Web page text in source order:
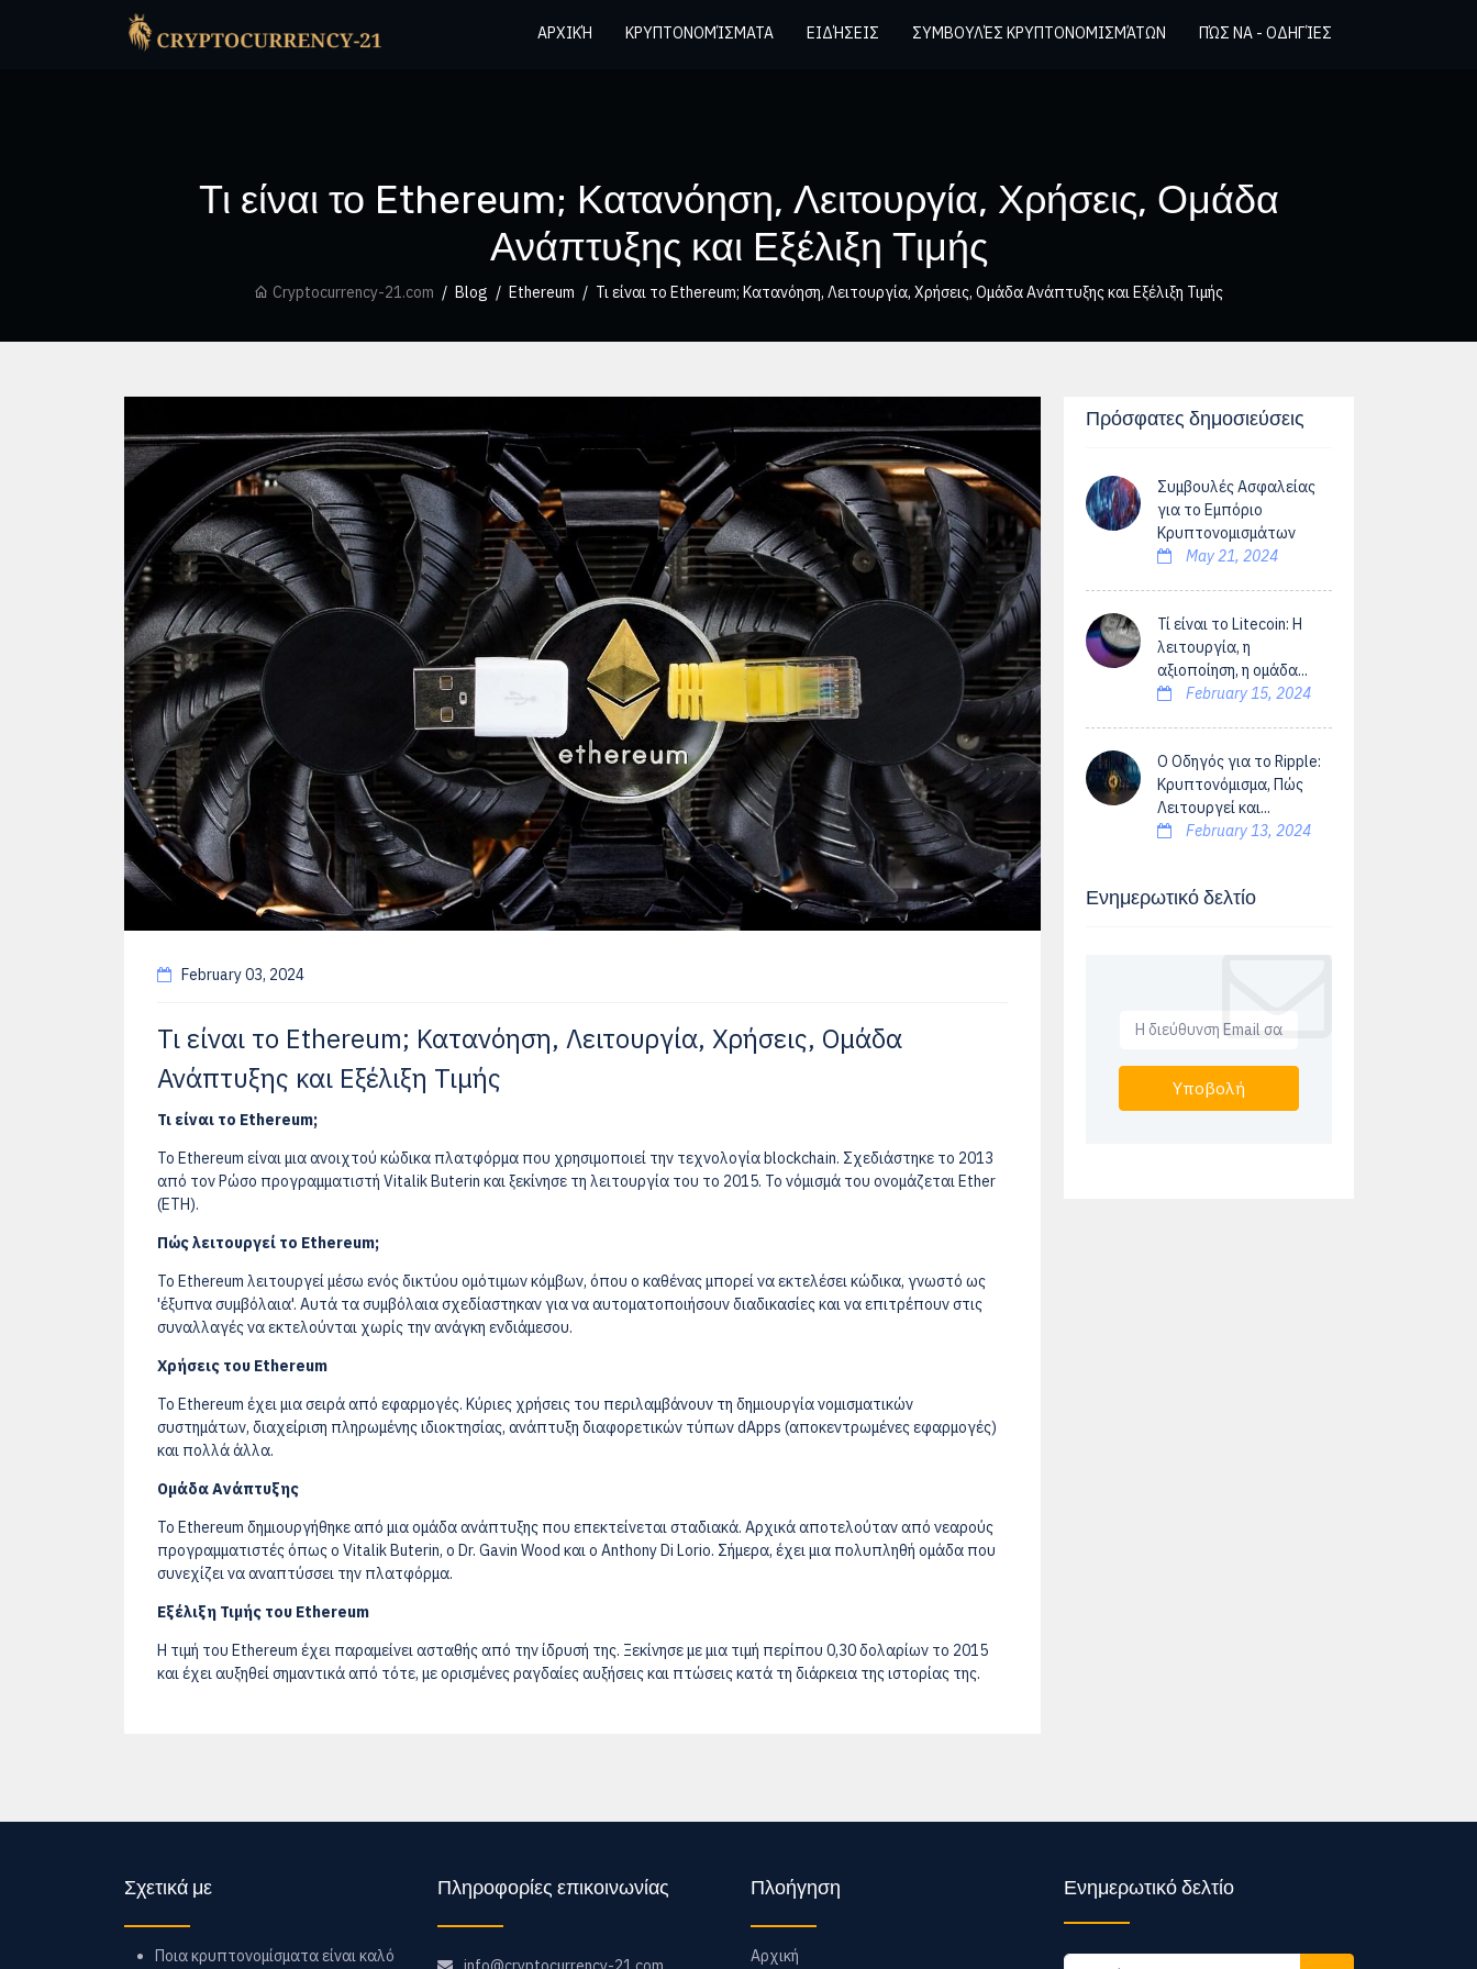
ΑΡΧΙΚΉ ΚΡΥΠΤΟΝΟΜΊΣΜΑΤΑ ΕΙΔΉΣΕΙΣ ΣΥΜΒΟΥΛΈΣ ΚΡΥΠΤΟΝΟΜΙΣΜΆΤΩΝ ΠΏΣ ΝΑ - ΟΔΗΓΊΕΣ
Τι είναι το Ethereum; Κατανόηση, Λειτουργία, Χρήσεις, Ομάδα
Ανάπτυξης και Εξέλιξη Τιμής
Cryptocurrency-21.com Blog Ethereum Τι είναι το Ethereum; Κατανόηση, Λειτουργία, Χρήσεις, Ομάδα Ανάπτυξης και Εξέλιξη Τιμής
February 03, 2024
Τι είναι το Ethereum; Κατανόηση, Λειτουργία, Χρήσεις, Ομάδα
Ανάπτυξης και Εξέλιξη Τιμής
Τι είναι το Ethereum;
Το Ethereum είναι μια ανοιχτού κώδικα πλατφόρμα που χρησιμοποιεί την τεχνολογία blockchain. Σχεδιάστηκε το 2013
από τον Ρώσο προγραμματιστή Vitalik Buterin και ξεκίνησε τη λειτουργία του το 2015. Το νόμισμά του ονομάζεται Ether
(ETH).
Πώς λειτουργεί το Ethereum;
Το Ethereum λειτουργεί μέσω ενός δικτύου ομότιμων κόμβων, όπου ο καθένας μπορεί να εκτελέσει κώδικα, γνωστό ως
'έξυπνα συμβόλαια'. Αυτά τα συμβόλαια σχεδίαστηκαν για να αυτοματοποιήσουν διαδικασίες και να επιτρέπουν στις
συναλλαγές να εκτελούνται χωρίς την ανάγκη ενδιάμεσου.
Χρήσεις του Ethereum
Το Ethereum έχει μια σειρά από εφαρμογές. Κύριες χρήσεις του περιλαμβάνουν τη δημιουργία νομισματικών
συστημάτων, διαχείριση πληρωμένης ιδιοκτησίας, ανάπτυξη διαφορετικών τύπων dApps (αποκεντρωμένες εφαρμογές)
και πολλά άλλα.
Ομάδα Ανάπτυξης
Το Ethereum δημιουργήθηκε από μια ομάδα ανάπτυξης που επεκτείνεται σταδιακά. Αρχικά αποτελούταν από νεαρούς
προγραμματιστές όπως ο Vitalik Buterin, ο Dr. Gavin Wood και ο Anthony Di Lorio. Σήμερα, έχει μια πολυπληθή ομάδα που
συνεχίζει να αναπτύσσει την πλατφόρμα.
Εξέλιξη Τιμής του Ethereum
Η τιμή του Ethereum έχει παραμείνει ασταθής από την ίδρυσή της. Ξεκίνησε με μια τιμή περίπου 0,30 δολαρίων το 2015
και έχει αυξηθεί σημαντικά από τότε, με ορισμένες ραγδαίες αυξήσεις και πτώσεις κατά τη διάρκεια της ιστορίας της.
Πρόσφατες δημοσιεύσεις
Συμβουλές Ασφαλείας
για το Εμπόριο
Κρυπτονομισμάτων
May 21, 2024
Τί είναι το Litecoin: Η
λειτουργία, η
αξιοποίηση, η ομάδα...
February 15, 2024
Ο Οδηγός για το Ripple:
Κρυπτονόμισμα, Πώς
Λειτουργεί και...
February 13, 2024
Ενημερωτικό δελτίο
Υποβολή
Σχετικά με
Ποια κρυπτονομίσματα είναι καλό
Πληροφορίες επικοινωνίας Πλοήγηση
Αρχική
Ενημερωτικό δελτίο